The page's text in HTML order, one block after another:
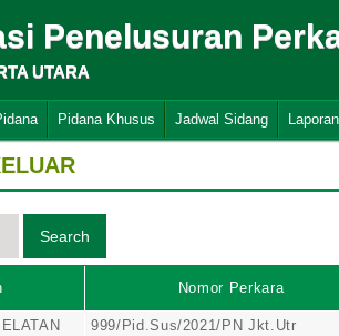
Penelusuran
UTARA
Pidana Khusus Jadwal Sidang Laporan
Nomor Perkara
999/Pid.Sus/2021/PN Jkt.Utr